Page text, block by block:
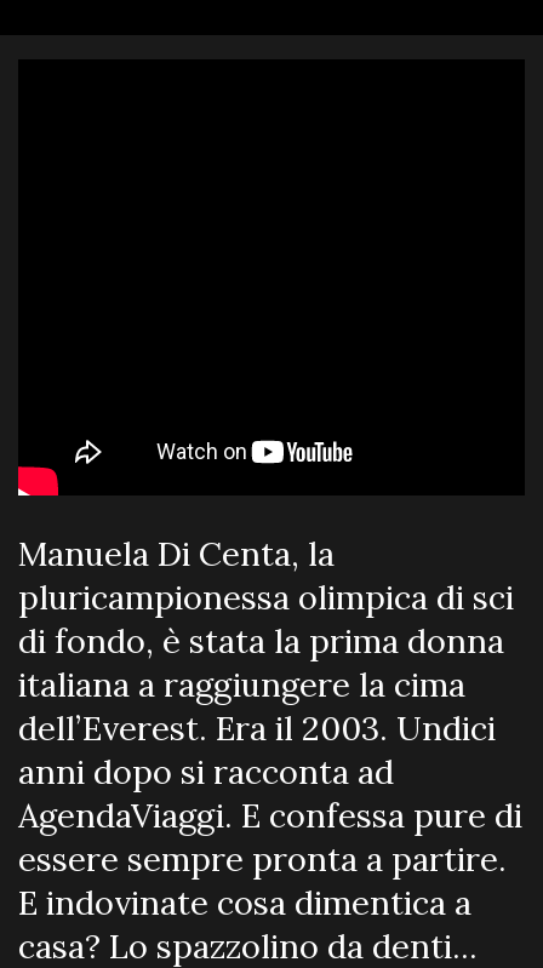
Manuela Di Centa, la
pluricampionessa olimpica di sci
di fondo, è stata la prima donna
italiana a raggiungere la cima
dell’Everest. Era il 2003. Undici
anni dopo si racconta ad
AgendaViaggi. E confessa pure di
essere sempre pronta a partire.
E indovinate cosa dimentica a
casa? Lo spazzolino da denti…